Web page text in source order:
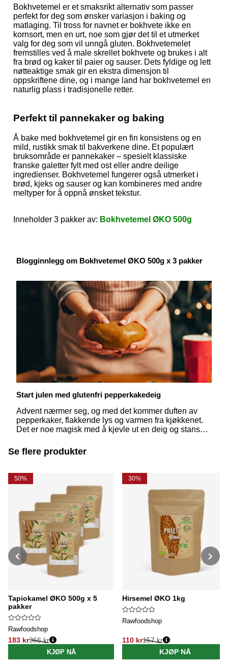
Bokhvetemel er et smaksrikt alternativ som passer
perfekt for deg som ønsker variasjon i baking og
matlaging. Til tross for navnet er bokhvete ikke en
kornsort, men en urt, noe som gjør det til et utmerket
valg for deg som vil unngå gluten. Bokhvetemelet
fremstilles ved å male skrellet bokhvete og brukes i alt
fra brød og kaker til paier og sauser. Dets fyldige og lett
nøtteaktige smak gir en ekstra dimensjon til
oppskriftene dine, og i mange land har bokhvetemel en
naturlig plass i tradisjonelle retter.
Perfekt til pannekaker og baking
Å bake med bokhvetemel gir en fin konsistens og en
mild, rustikk smak til bakverkene dine. Et populært
bruksområde er pannekaker – spesielt klassiske
franske galetter fylt med ost eller andre deilige
ingredienser. Bokhvetemel fungerer også utmerket i
brød, kjeks og sauser og kan kombineres med andre
meltyper for å oppnå ønsket tekstur.
Inneholder 3 pakker av: Bokhvetemel ØKO 500g
Blogginnlegg om Bokhvetemel ØKO 500g x 3 pakker
Start julen med glutenfri pepperkakedeig
Advent nærmer seg, og med det kommer duften av
pepperkaker, flakkende lys og varmen fra kjøkkenet.
Det er noe magisk med å kjevle ut en deig og stanse
pepperkakemann – spesielt når det er en glutenfri
pepperkakedeig som både er vegansk og enkel å
oppskrifter? Les videre!
Se flere produkter
50%
Tapiokamel ØKO 500g x 5
pakker
Rawfoodshop
183 kr
Vanlig pris:
366 kr
KJØP NÅ
30%
Hirsemel ØKO 1kg
Rawfoodshop
110 kr
Vanlig pris:
157 kr
KJØP NÅ